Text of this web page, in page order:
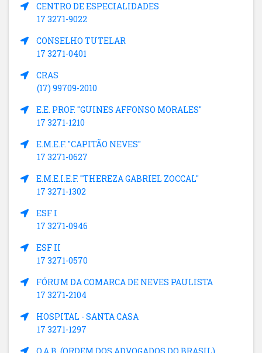
CENTRO DE ESPECIALIDADES
17 3271-9022
CONSELHO TUTELAR
17 3271-0401
CRAS
(17) 99709-2010
E.E. PROF. "GUINES AFFONSO MORALES"
17 3271-1210
E.M.E.F. "CAPITÃO NEVES"
17 3271-0627
E.M.E.I.E.F. "THEREZA GABRIEL ZOCCAL"
17 3271-1302
ESF I
17 3271-0946
ESF II
17 3271-0570
FÓRUM DA COMARCA DE NEVES PAULISTA
17 3271-2104
HOSPITAL - SANTA CASA
17 3271-1297